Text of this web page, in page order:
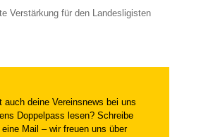
Verstärkung für den Landesligisten
auch deine Vereinsnews bei uns
Doppelpass lesen? Schreibe
Mail – wir freuen uns über